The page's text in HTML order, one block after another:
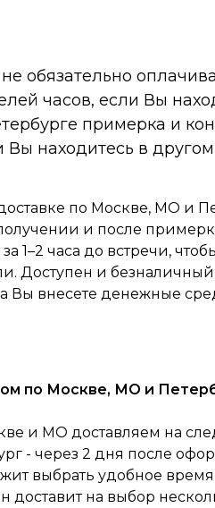
обязательно
часов, если Вы
примерка и
Вы находитесь в
по Москве, МО и
и после
1–2 часа до встречи,
Доступен и
Вы внесете денежные
по Москве, МО и
и МО доставляем на
- через 2 дня после
выбрать удобное время
доставит на выбор